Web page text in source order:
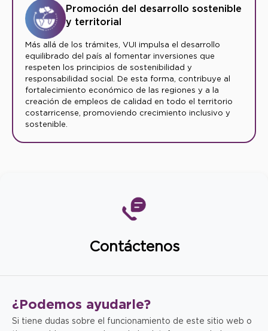
Promoción del desarrollo sostenible
y territorial
Más allá de los trámites, VUI impulsa el desarrollo
equilibrado del país al fomentar inversiones que
respeten los principios de sostenibilidad y
responsabilidad social. De esta forma, contribuye al
fortalecimiento económico de las regiones y a la
creación de empleos de calidad en todo el territorio
costarricense, promoviendo crecimiento inclusivo y
sostenible.
Contáctenos
¿Podemos ayudarle?
Si tiene dudas sobre el funcionamiento de este sitio web o